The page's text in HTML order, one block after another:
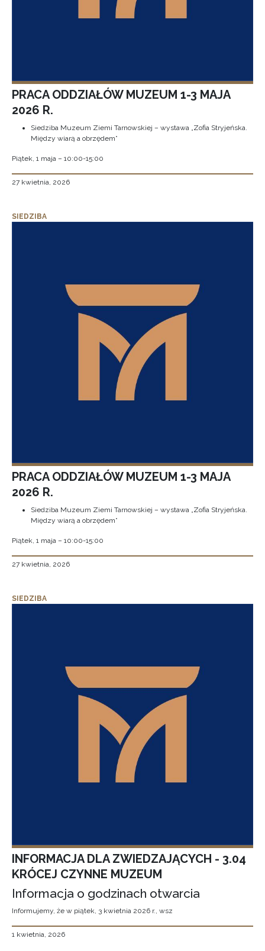
PRACA ODDZIAŁÓW MUZEUM 1-3 MAJA
2026 R.
Siedziba Muzeum Ziemi Tarnowskiej – wystawa „Zofia Stryjeńska.
Między wiarą a obrzędem”
Piątek, 1 maja – 10:00-15:00
27 kwietnia, 2026
SIEDZIBA
PRACA ODDZIAŁÓW MUZEUM 1-3 MAJA
2026 R.
Siedziba Muzeum Ziemi Tarnowskiej – wystawa „Zofia Stryjeńska.
Między wiarą a obrzędem”
Piątek, 1 maja – 10:00-15:00
27 kwietnia, 2026
SIEDZIBA
INFORMACJA DLA ZWIEDZAJĄCYCH - 3.04
KRÓCEJ CZYNNE MUZEUM
Informacja o godzinach otwarcia
Informujemy, że w piątek, 3 kwietnia 2026 r., wsz
1 kwietnia, 2026